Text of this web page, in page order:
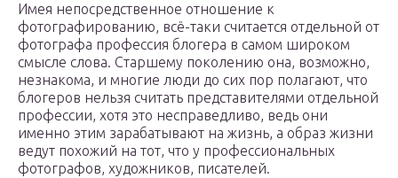
Имея непосредственное отношение к
фотографированию, всё-таки считается отдельной от
фотографа профессия блогера в самом широком
смысле слова. Старшему поколению она, возможно,
незнакома, и многие люди до сих пор полагают, что
блогеров нельзя считать представителями отдельной
профессии, хотя это несправедливо, ведь они
именно этим зарабатывают на жизнь, а образ жизни
ведут похожий на тот, что у профессиональных
фотографов, художников, писателей.